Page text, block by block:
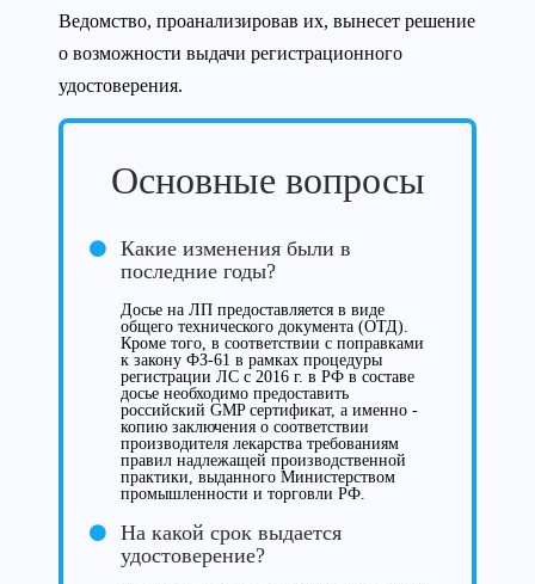
Ведомство, проанализировав их, вынесет решение
о возможности выдачи регистрационного
удостоверения.
Основные вопросы
Какие изменения были в
последние годы?
Досье на ЛП предоставляется в виде
общего технического документа (ОТД).
Кроме того, в соответствии с поправками
к закону ФЗ-61 в рамках процедуры
регистрации ЛС с 2016 г. в РФ в составе
досье необходимо предоставить
российский GMP сертификат, а именно -
копию заключения о соответствии
производителя лекарства требованиям
правил надлежащей производственной
практики, выданного Министерством
промышленности и торговли РФ.
На какой срок выдается
удостоверение?